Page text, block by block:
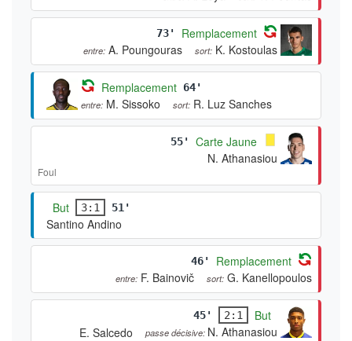
73' Remplacement
entre: A. Poungouras sort: K. Kostoulas
Remplacement 64'
entre: M. Sissoko sort: R. Luz Sanches
55'
Carte Jaune
N. Athanasiou
Foul
But 3:1 51'
Santino Andino
46' Remplacement
entre: F. Bainovič sort: G. Kanellopoulos
45' 2:1
But
E. Salcedo
passe décisive: N. Athanasiou